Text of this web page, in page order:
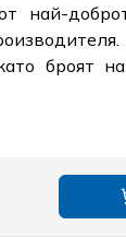
най-
броят